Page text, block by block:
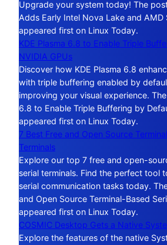
Upgrade your system today! The
Adds Early Intel Nova Lake and
appeared first on Linux Today.
KDE Plasma 6.8 to Enable Triple
NVIDIA GPUs
Discover how KDE Plasma 6.8
with triple buffering enabled by
improving your visual experience.
6.8 to Enable Triple Buffering by
appeared first on Linux Today.
7 Best Free and Open Source
Terminals
Explore our top 7 free and open-
serial terminals. Find the perfect tool
serial communication tasks today.
and Open Source Terminal-Based
appeared first on Linux Today.
COSMIC Desktop Gets a Native
Explore the features of the native